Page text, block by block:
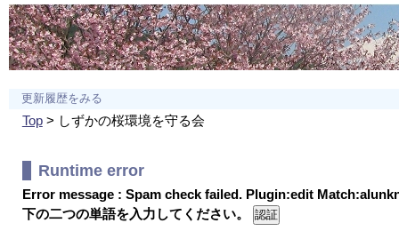
更新履歴をみる
Top> しずかの桜環境を守る会
Runtime error
Error message : Spam check failed. Plugin:edit
下の二つの単語を入力してください。